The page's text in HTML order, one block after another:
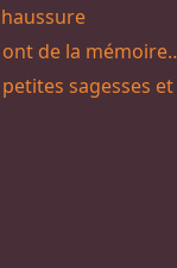
de la
sagesses